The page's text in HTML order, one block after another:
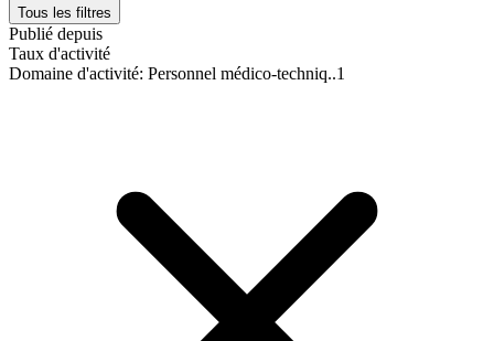
Tous les filtres
Publié depuis
Taux d'activité
Domaine d'activité: Personnel médico-techniq..1